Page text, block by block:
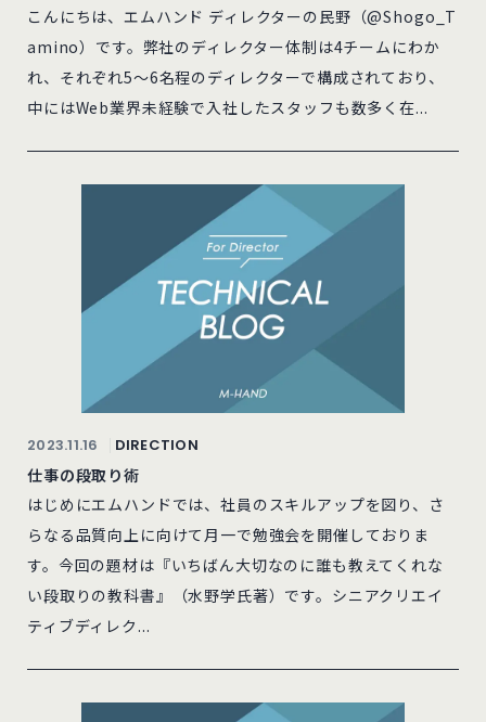
こんにちは、エムハンド ディレクターの民野（@Shogo_T
amino）です。弊社のディレクター体制は4チームにわか
れ、それぞれ5～6名程のディレクターで構成されており、
中にはWeb業界未経験で入社したスタッフも数多く在...
2023.11.16 DIRECTION
仕事の段取り術
はじめにエムハンドでは、社員のスキルアップを図り、さ
らなる品質向上に向けて月一で勉強会を開催しておりま
す。今回の題材は『いちばん大切なのに誰も教えてくれな
い段取りの教科書』（水野学氏著）です。シニアクリエイ
ティブディレク...